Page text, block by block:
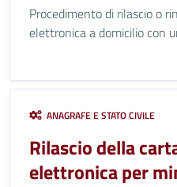
Procedimento di rilascio o
elettronica a domicilio con
ANAGRAFE E STATO CIVILE
Rilascio della
elettronica per